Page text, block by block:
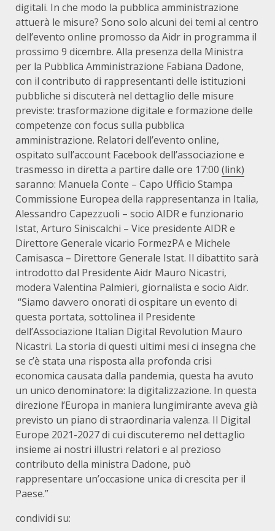
digitali. In che modo la pubblica amministrazione
attuerà le misure? Sono solo alcuni dei temi al centro
dell’evento online promosso da Aidr in programma il
prossimo 9 dicembre. Alla presenza della Ministra
per la Pubblica Amministrazione Fabiana Dadone,
con il contributo di rappresentanti delle istituzioni
pubbliche si discuterà nel dettaglio delle misure
previste: trasformazione digitale e formazione delle
competenze con focus sulla pubblica
amministrazione. Relatori dell’evento online,
ospitato sull’account Facebook dell’associazione e
trasmesso in diretta a partire dalle ore 17:00 (link)
saranno: Manuela Conte – Capo Ufficio Stampa
Commissione Europea della rappresentanza in Italia,
Alessandro Capezzuoli – socio AIDR e funzionario
Istat, Arturo Siniscalchi – Vice presidente AIDR e
Direttore Generale vicario FormezPA e Michele
Camisasca – Direttore Generale Istat. Il dibattito sarà
introdotto dal Presidente Aidr Mauro Nicastri,
modera Valentina Palmieri, giornalista e socio Aidr.
“Siamo davvero onorati di ospitare un evento di
questa portata, sottolinea il Presidente
dell’Associazione Italian Digital Revolution Mauro
Nicastri. La storia di questi ultimi mesi ci insegna che
se c’è stata una risposta alla profonda crisi
economica causata dalla pandemia, questa ha avuto
un unico denominatore: la digitalizzazione. In questa
direzione l’Europa in maniera lungimirante aveva già
previsto un piano di straordinaria valenza. Il Digital
Europe 2021-2027 di cui discuteremo nel dettaglio
insieme ai nostri illustri relatori e al prezioso
contributo della ministra Dadone, può
rappresentare un’occasione unica di crescita per il
Paese.”
condividi su: